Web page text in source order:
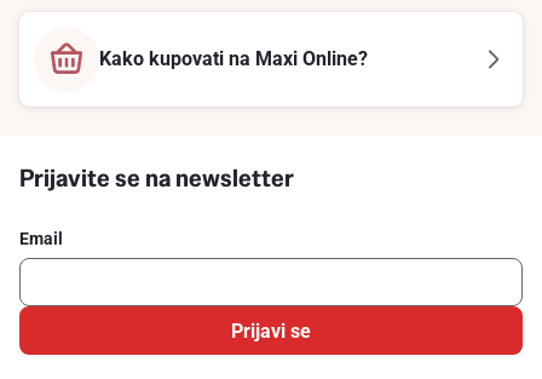
Kako kupovati na Maxi Online?
Prijavite se na newsletter
Email
Prijavi se